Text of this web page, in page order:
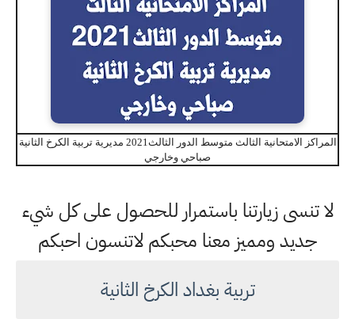
المراكز الامتحانية الثالث متوسط الدور الثالث2021 مديرية تربية الكرخ الثانية
صباحي وخارجي
لا تنسى زيارتنا باستمرار للحصول على كل شيء
جديد ومميز معنا محبكم لاتنسون احبكم
تربية بغداد الكرخ الثانية